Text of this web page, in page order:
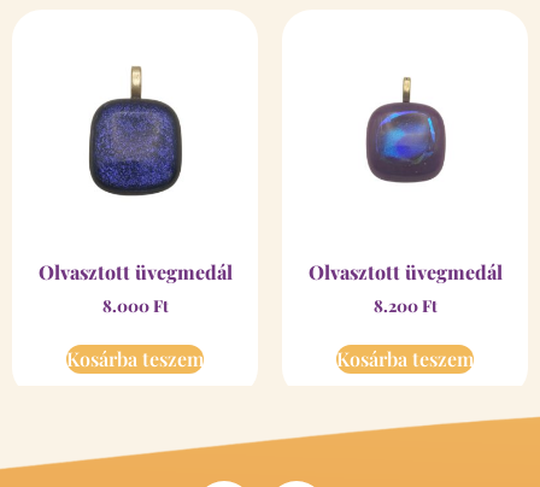
Olvasztott üvegmedál
8.000Ft
Kosárba teszem
Olvasztott üvegmedál
8.200Ft
Kosárba teszem